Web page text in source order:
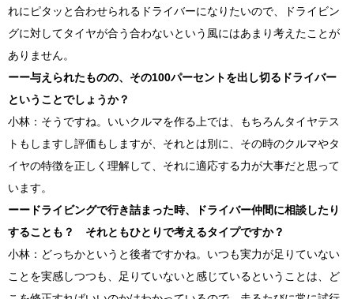
れにピタッと合わせられるドライバーになりたいので、ドライビン
グに対してタイヤが合う合わないという風にはあまり考えたことが
ありません。
ーー与えられたものの、その100パーセントを出し切るドライバー
ということでしょうか？
小林：そうですね。いいクルマを作る上では、もちろんタイヤテス
トもしますし評価もしますが、それとは別に、その時のクルマやタ
イヤの特徴を正しく理解して、それに適応する力が大事だと思って
います。
ーードライビングで行き詰まった時、ドライバー仲間に相談したり
することも？ それともひとりで考えるタイプですか？
小林：どっちかというと後者ですかね。いつも実力が足りていない
ことを実感しつつも、足りていないと感じているということは、ど